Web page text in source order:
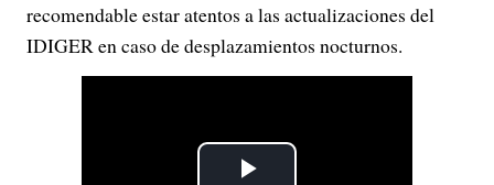
recomendable estar atentos a las actualizaciones del
IDIGER en caso de desplazamientos nocturnos.